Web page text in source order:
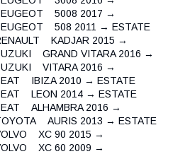
5008 2017 →
508 2011 → ESTATE
KADJAR 2015 →
GRAND VITARA 2016 →
VITARA 2016 →
IBIZA 2010 → ESTATE
LEON 2014 → ESTATE
ALHAMBRA 2016 →
AURIS 2013 → ESTATE
XC 90 2015 →
XC 60 2009 →